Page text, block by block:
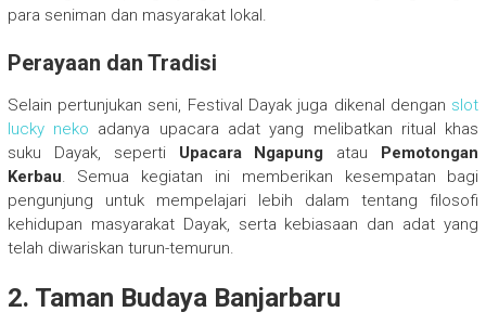
para seniman dan masyarakat lokal.
Perayaan dan Tradisi
Selain pertunjukan seni, Festival Dayak juga dikenal dengan slot
lucky neko adanya upacara adat yang melibatkan ritual khas
suku Dayak, seperti Upacara Ngapung atau
Pemotongan
Kerbau. Semua kegiatan ini memberikan kesempatan bagi
pengunjung untuk mempelajari lebih dalam tentang filosofi
kehidupan masyarakat Dayak, serta kebiasaan dan adat yang
telah diwariskan turun-temurun.
2. Taman Budaya Banjarbaru